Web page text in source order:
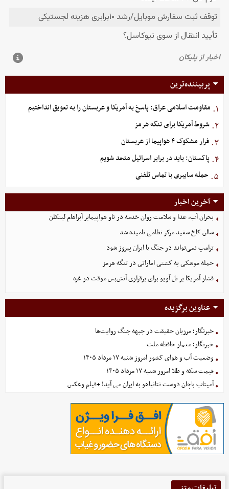
پربیننده‌ترین
۱. مقاومت اسلامی عراق: پاسخ به آمریکا و عربستان را به تعویق انداختیم
۲. شروط آمریکا برای تنگه هرمز
۳. فرار مشکوک ۴ هواپیما از عربستان
۴. پاکستان: باید در برابر اسرائیل متحد شویم
۵. حمله سایبری با تماس تلفنی
آخرین اخبار
بحران آب، غذا و سلامت روان خدمه در ناو هواپیمابر آبراهام لینکلن
سالن کاخ سفید مرکز نظامی نامیده شد
ترامپ نمی‌تواند در جنگ با ایران پیروز شود
حمله موشکی به کشتی اماراتی در تنگه هرمز
فشار آمریکا بر تل ‌آویو برای برقراری آتش‌بس موقت در غزه
عناوین برگزیده
خبرنگار؛ مرزبان حقیقت در جبهه جنگ روایت‌ها
خبرنگار؛ معمار حافظه ملت
وضعیت آب و هوای کشور امروز شنبه ۱۷ مرداد ۱۴۰۵
قیمت سکه و طلا امروز شنبه ۱۷ مرداد ۱۴۰۵
آمیتاب باچان دوست نتانیاهو به ایران می آید! +فیلم وعکس